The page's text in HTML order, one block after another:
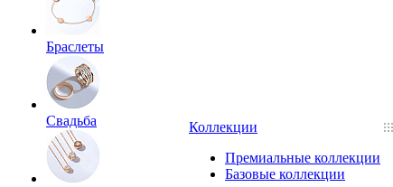
Браслеты
Свадьба
Коллекции
Премиальные коллекции
Базовые коллекции